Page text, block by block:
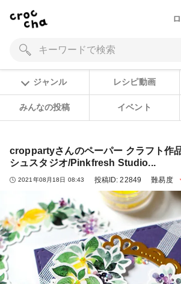
ジャンル レシピ動画
みんなの投稿 イベント
croppartyさんのペーパー クラフト作
シュスタジオ/Pinkfresh Studio...
2021年08月18日 08:43 投稿ID:22849 難易度